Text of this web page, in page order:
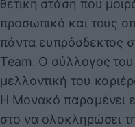
θετική στάση που
προσωπικό και τους
πάντα ευπρόσδεκτος
Team. Ο σύλλογος του
μελλοντική του
Η Μονακό παραμένει
στο να ολοκληρώσει